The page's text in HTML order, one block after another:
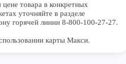
товара в конкретных
уточняйте в разделе
горячей линии 8-800-100-27-27.
карты Макси.